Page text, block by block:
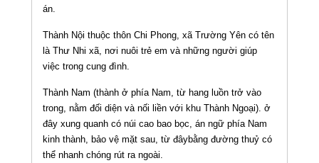
án.
Thành Nội thuộc thôn Chi Phong, xã Trường Yên có tên
là Thư Nhi xã, nơi nuôi trẻ em và những người giúp
việc trong cung đình.
Thành Nam (thành ở phía Nam, từ hang luồn trở vào
trong, nằm đối diện và nối liền với khu Thành Ngoại). ở
đây xung quanh có núi cao bao bọc, án ngữ phía Nam
kinh thành, bảo vệ mặt sau, từ đâybằng đường thuỷ có
thể nhanh chóng rút ra ngoài.